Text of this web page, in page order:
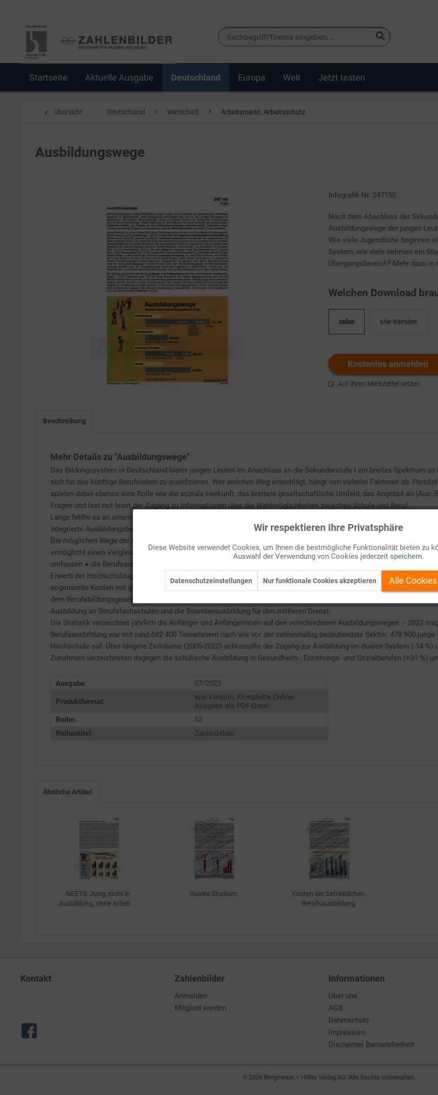
Startseite Aktuelle Ausgabe Deutschland Europa Welt Jetzt testen
Übersicht Deutschland Wirtschaft Arbeitsmarkt, Arbeitsschutz
Ausbildungswege
Infografik Nr. 247150
Nach dem Abschluss der
Ausbildungswege der jungen
Wie viele Jugendliche beginnen
System, wie viele nehmen ein
Übergangsbereich? Mehr dazu in
Welchen Download
color s/w-Version
Kostenlos anmelden
Auf Ihren Merkzettel setzen
Beschreibung
Mehr Details zu "Ausbildungswege"
Das Bildungssystem in Deutschland bietet jungen Leuten im Anschluss an die Sekundarstufe I ein breites Spektrum
sich für das künftige Berufsleben zu qualifizieren. Wer welchen Weg einschlägt, hängt von vielerlei Faktoren ab.
spielen dabei ebenso eine Rolle wie die soziale Herkunft, das breitere gesellschaftliche Umfeld, das Angebot an (Aus-
Fragen und last not least der Zugang zu Informationen über die Wahlmöglichkeiten zwischen Schule und Beruf.
Lange fehlte es an einem Gesamtbild dieser Übergangsphase und damit an Grundlagen für bildungspolitische
Integrierte Ausbildungsberichterstattung jährlich einen Überblick über die beruflichen Qualifizierungsangebote und die
Die möglichen Wege der Qualifizierung werden darin nach gemeinsamen Kriterien zusammengefasst und jeweils
ermöglicht einen Vergleich der Ausbildungswege und ihrer Teilnehmerzahlen untereinander, von Bundesland zu
umfassen ● die Berufsausbildung im engeren Sinn, ● den Übergangsbereich, in dem Jugendliche auf eine
Erwerb der Hochschulzugangsberechtigung, d.h. des (Fach-)Abiturs, und schließlich ● das Studium mit dem Ziel des
sogenannte Konten mit gleichrangigen Ausbildungswegen aufgegliedert. So gehören zum Sektor Berufsausbildung
dem Berufsbildungsgesetz und der Handwerksordnung, sondern auch die vollqualifizierende schulische Ausbildung in
Ausbildung an Berufsfachschulen und die Beamtenausbildung für den mittleren Dienst.
Die Statistik verzeichnet jährlich die Anfänger und Anfängerinnen auf den verschiedenen Ausbildungswegen – 2022
Berufsausbildung war mit rund 682 400 Teilnehmern nach wie vor der zahlenmäßig bedeutendste Sektor. 478 900
Hochschule auf. Über längere Zeiträume (2005-2022) schrumpfte der Zugang zur Ausbildung im dualen System (-14 %)
Zunahmen verzeichneten dagegen die schulische Ausbildung in Gesundheits-, Erziehungs- und Sozialberufen (+31 %)
Ausgabe: 07/2023
Produktformat:
eps-Version, Komplette Online-
Ausgabe als PDF-Datei.
Reihe:
53
Reihentitel:
Zahlenbilder
Ähnliche Artikel
NEETS: Jung, nicht in
Ausbildung, ohne Arbeit ...
Duales Studium
Kosten der betrieblichen
Berufsausbildung
Kontakt Zahlenbilder
Anmelden
Mitglied werden
Informationen
Über uns
AGB
Datenschutz
Impressum
Disclaimer Barrierefreiheit
© 2026 Bergmoser + Höller Verlag AG. Alle Rechte vorbehalten.
Service
Wir respektieren Ihre Privatsphäre
Diese Website verwendet Cookies, um Ihnen die bestmögliche Funktionalität bieten zu
Auswahl der Verwendung von Cookies jederzeit speichern.
Datenschutzeinstellungen Nur funktionale Cookies akzeptieren Alle